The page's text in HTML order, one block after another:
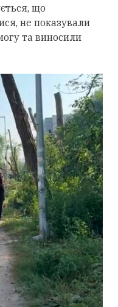
що
не показували
та виносили